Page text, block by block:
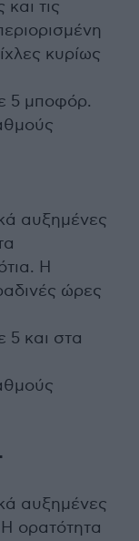
τις
κυρίως
5 μποφόρ.
αυξημένες
Η
ώρες
5 και στα
αυξημένες
ορατότητα